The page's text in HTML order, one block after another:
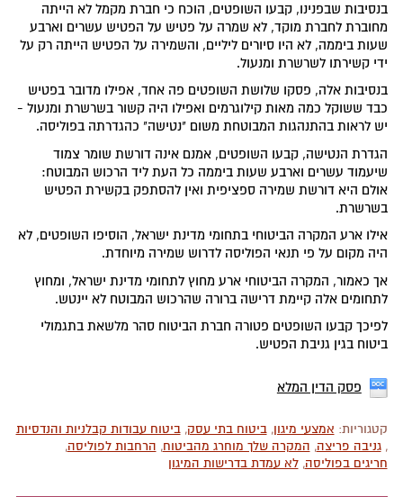
בנסיבות שבפנינו, קבעו השופטים, הוכח כי חברת מקמל לא הייתה
מחוברת לחברת מוקד, לא שמרה על פטיש על הפטיש עשרים וארבע
שעות ביממה, לא היו סיורים ליליים, והשמירה על הפטיש הייתה רק על
ידי קשירתו לשרשרת ומנעול.
בנסיבות אלה, פסקו שלושת השופטים פה אחד, אפילו מדובר בפטיש
כבד ששוקל כמה מאות קילוגרמים ואפילו היה קשור בשרשרת ומנעול -
יש לראות בהתנהגות המבוטחת משום "נטישה" כהגדרתה בפוליסה.
הגדרת הנטישה, קבעו השופטים, אמנם אינה דורשת שומר צמוד
שיעמוד עשרים וארבע שעות ביממה כל העת ליד הרכוש המבוטח:
אולם היא דורשת שמירה ספציפית ואין להסתפק בקשירת הפטיש
בשרשרת.
אילו ארע המקרה הביטוחי בתחומי מדינת ישראל, הוסיפו השופטים, לא
היה מקום על פי תנאי הפוליסה לדרוש שמירה מיוחדת.
אך כאמור, המקרה הביטוחי ארע מחוץ לתחומי מדינת ישראל, ומחוץ
לתחומים אלה קיימת דרישה ברורה שהרכוש המבוטח לא יינטש.
לפיכך קבעו השופטים פטורה חברת הביטוח סהר מלשאת בתגמולי
ביטוח בגין גניבת הפטיש.
פסק הדין המלא
קטגוריות: אמצעי מיגון,ביטוח בתי עסק,ביטוח עבודות קבלניות והנדסיות
,גניבה פריצה, המקרה שלך מוחרג מהביטוח, הרחבות לפוליסה,
חריגים בפוליסה,לא עמדת בדרישות המיגון